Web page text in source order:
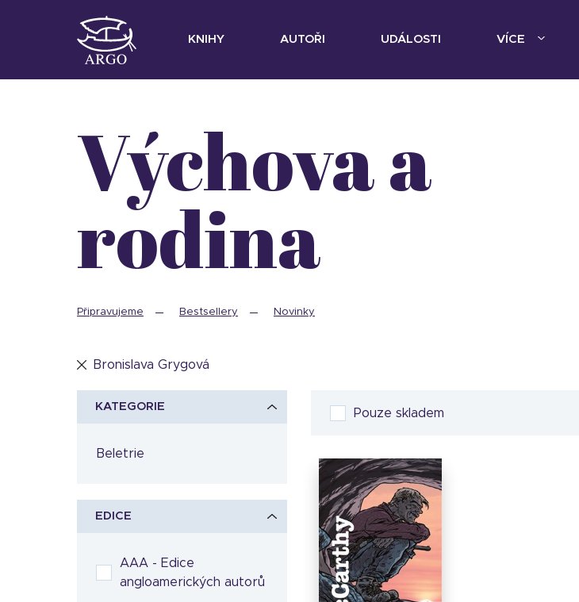
KNIHY AUTOŘI UDÁLOSTI VÍCE
výchova a
rodina
Připravujeme Bestsellery Novinky
Bronislava Grygová
KATEGORIE
Beletrie
EDICE
AAA - Edice
angloamerických autorů
Pouze skladem